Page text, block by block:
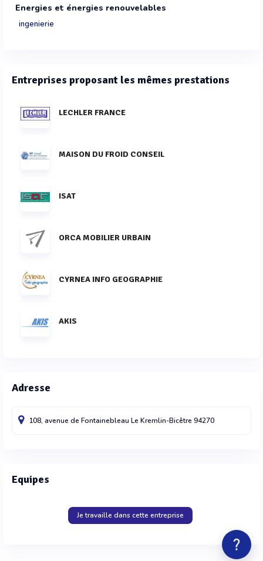
Energies et énergies renouvelables
ingenierie
Entreprises proposant les mêmes prestations
LECHLER FRANCE
MAISON DU FROID CONSEIL
ISAT
ORCA MOBILIER URBAIN
CYRNEA INFO GEOGRAPHIE
AKIS
Adresse
108, avenue de Fontainebleau Le Kremlin-Bicêtre 94270
Equipes
Je travaille dans cette entreprise